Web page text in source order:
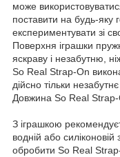
може
поставити на будь-яку
експериментувати зі
Поверхня іграшки
яскраву і незабутню,
So Real Strap-On
дійсно тільки
Довжина So Real
З іграшкою
водній або
обробити So Real